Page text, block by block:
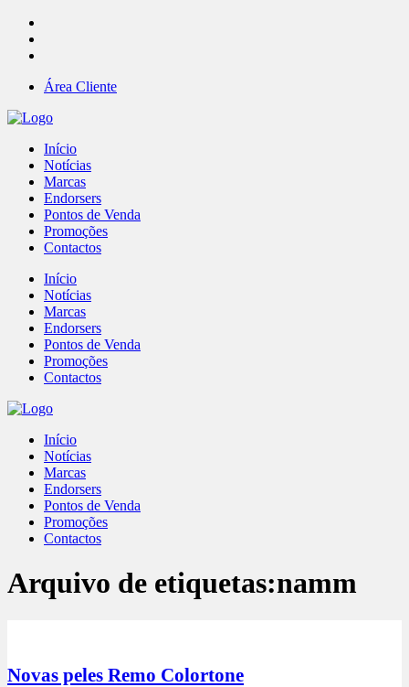
Área Cliente
Início
Notícias
Marcas
Endorsers
Pontos de Venda
Promoções
Contactos
Início
Notícias
Marcas
Endorsers
Pontos de Venda
Promoções
Contactos
Início
Notícias
Marcas
Endorsers
Pontos de Venda
Promoções
Contactos
Arquivo de etiquetas:namm
Novas peles Remo Colortone